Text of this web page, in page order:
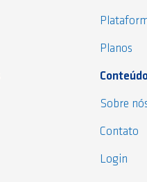
Planos
Sobre
Contato
Login